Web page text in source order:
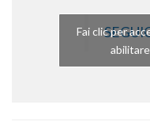
Fai clic per